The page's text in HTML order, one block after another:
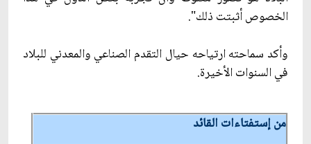
الخصوص أثبتت ذلك".
وأكد سماحته ارتياحه حيال التقدم الصناعي والمعدني للبلاد
في السنوات الأخيرة.
من إستفتاءات القائد